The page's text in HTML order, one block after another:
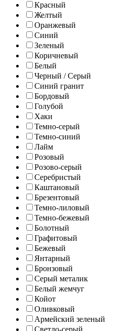
Красный
Желтый
Оранжевый
Синий
Зеленый
Коричневый
Белый
Черный / Серый
Синий гранит
Бордовый
Голубой
Хаки
Темно-серый
Темно-синий
Лайм
Розовый
Розово-серый
Серебристый
Каштановый
Брезентовый
Темно-лиловый
Темно-бежевый
Болотный
Графитовый
Бежевый
Янтарный
Бронзовый
Серый металик
Белый жемчуг
Койот
Оливковый
Армейский зеленый
Светло-серый